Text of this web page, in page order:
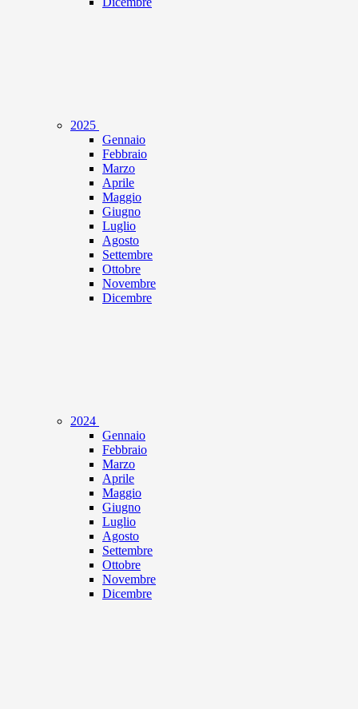
2025
Gennaio
Febbraio
Marzo
Aprile
Maggio
Giugno
Luglio
Agosto
Settembre
Ottobre
Novembre
Dicembre
2024
Gennaio
Febbraio
Marzo
Aprile
Maggio
Giugno
Luglio
Agosto
Settembre
Ottobre
Novembre
Dicembre